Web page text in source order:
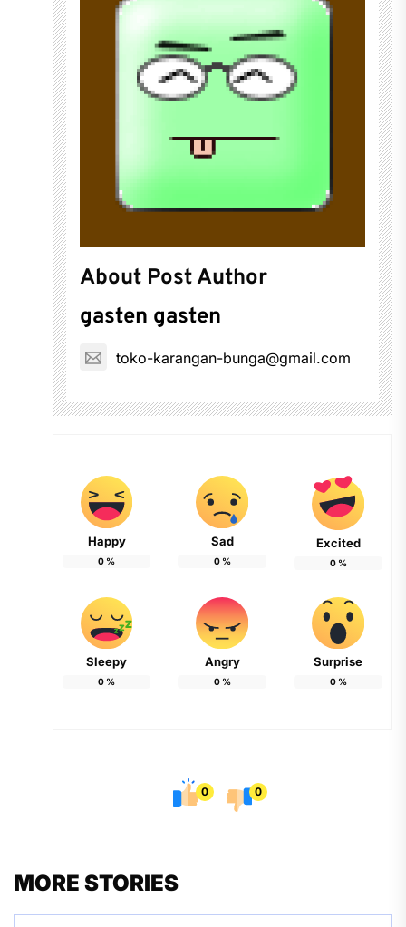
About Post Author
gasten gasten
toko-karangan-bunga@gmail.com
Happy
0 %
Sad
0%
Excited
0%
Sleepy
0 %
Angry
0%
Surprise
0%
0 0
MORE STORIES